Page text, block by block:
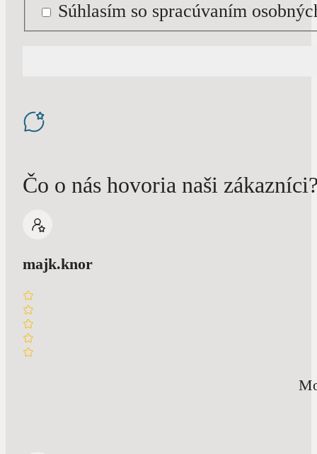
Súhlasím so spracúvaním
Čo o nás hovoria naši
majk.knor